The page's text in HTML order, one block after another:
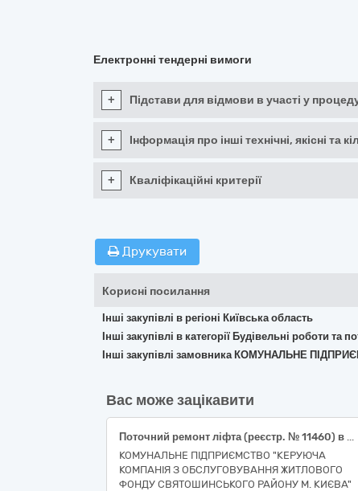
Електронні тендерні вимоги
+ Підстави для відмови в участі у
+ Інформація про інші технічні, якісні та
+ Кваліфікаційні критерії
Друкувати
Корисні посилання
Інші закупівлі в регіоні Київська область
Інші закупівлі в категорії Будівельні роботи та
Інші закупівлі замовника КОМУНАЛЬНЕ
Вас може зацікавити
Поточний ремонт ліфта (реєстр. № 11460) в під’їзді № 4 у житловому будинку № 28 на вулиці Жмеринській в Святошинському районі м. Києва
КОМУНАЛЬНЕ ПІДПРИЄМСТВО "КЕРУЮЧА
КОМПАНІЯ З ОБСЛУГОВУВАННЯ ЖИТЛОВОГО
ФОНДУ СВЯТОШИНСЬКОГО РАЙОНУ М. КИЄВА"